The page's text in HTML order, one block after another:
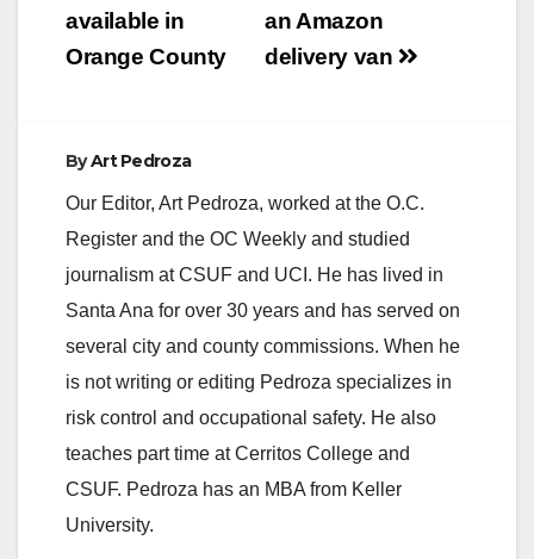
an Amazon
delivery van
available in
Orange County
ByArt Pedroza
Our Editor, Art Pedroza, worked at the O.C.
Register and the OC Weekly and studied
journalism at CSUF and UCI. He has lived in
Santa Ana for over 30 years and has served on
several city and county commissions. When he
is not writing or editing Pedroza specializes in
risk control and occupational safety. He also
teaches part time at Cerritos College and
CSUF. Pedroza has an MBA from Keller
University.